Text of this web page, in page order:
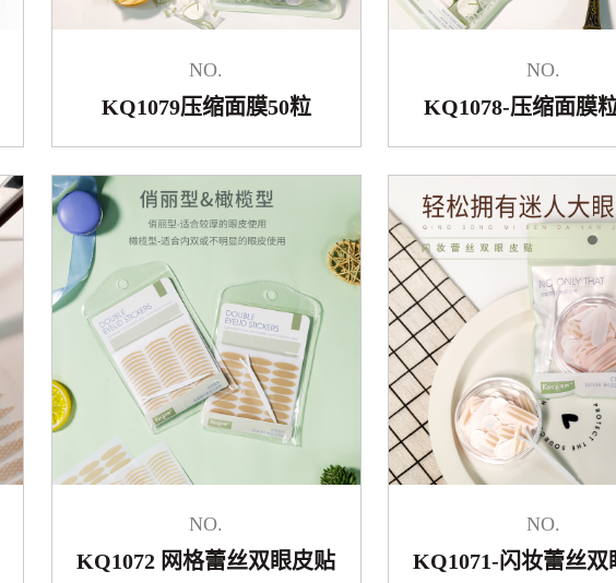
NO.
KQ1079压缩面膜50粒
NO.
KQ1078-压缩面膜
NO.
KQ1072 网格蕾丝双眼皮贴
NO.
KQ1071-闪妆蕾丝双